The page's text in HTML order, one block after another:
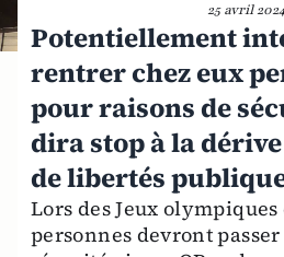
25 avril 2024
Potentiellement
rentrer chez eux
pour raisons de
dira stop à la
de libertés
Lors des Jeux olympiques
personnes devront